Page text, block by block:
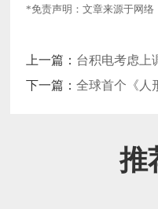
*免责声明：文章来源于网络
上一篇： 台积电考虑上
示支持
下一篇：全球首个《人
推